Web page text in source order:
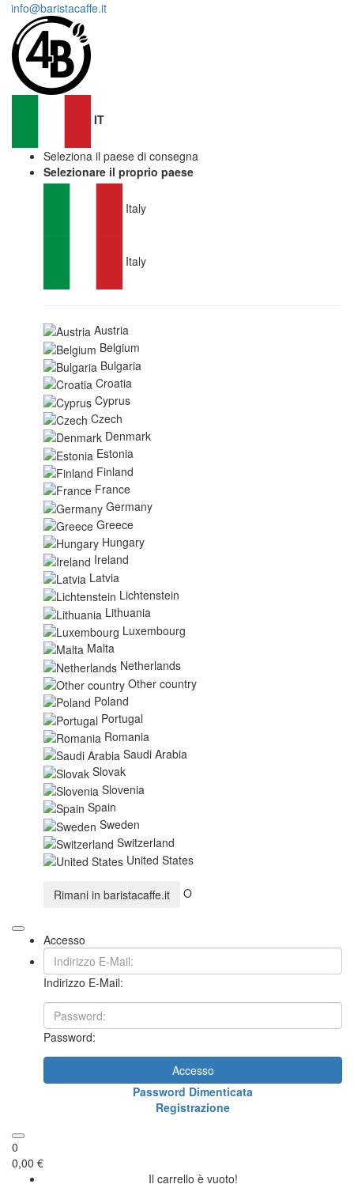
info@baristacaffe.it
IT
Seleziona il paese di consegna
Selezionare il proprio paese
Italy
Italy
Austria
Belgium
Bulgaria
Croatia
Cyprus
Czech
Denmark
Estonia
Finland
France
Germany
Greece
Hungary
Ireland
Latvia
Lichtenstein
Lithuania
Luxembourg
Malta
Netherlands
Other country
Poland
Portugal
Romania
Saudi Arabia
Slovak
Slovenia
Spain
Sweden
Switzerland
United States
Rimani in baristacaffe.it O
Accesso
Indirizzo E-Mail:
Password:
Accesso
Password Dimenticata
Registrazione
0
0,00 €
Il carrello è vuoto!